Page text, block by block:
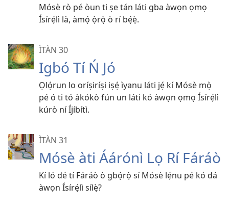
Mósè rò pé òun ti ṣe tán láti gba àwọn ọmọ
Ísírẹ́lì là, àmọ́ ọ̀rọ̀ ò rí bẹ́ẹ̀.
ÌTÀN 30
Igbó Tí Ń Jó
Ọlọ́run lo oríṣiríṣi iṣẹ́ ìyanu láti jẹ́ kí Mósè mọ̀
pé ó ti tó àkókò fún un láti kó àwọn ọmọ Ísírẹ́lì
kúrò ní Íjíbítì.
ÌTÀN 31
Mósè àti Áárónì Lọ Rí Fáráò
Kí ló dé tí Fáráò ò gbọ́rọ̀ sí Mósè lẹ́nu pé kó dá
àwọn Ísírẹ́lì sílẹ̀?